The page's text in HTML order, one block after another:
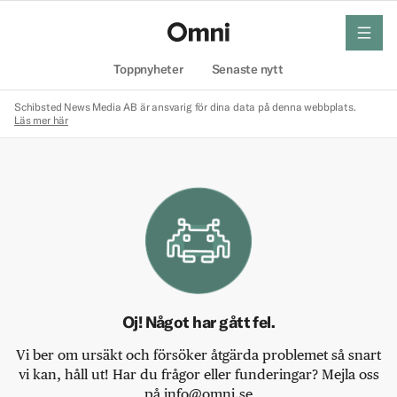
Toppnyheter Senaste nytt
meny
Schibsted News Media AB är ansvarig för dina data på denna webbplats.
Läs mer här
Oj! Något har gått fel.
Vi ber om ursäkt och försöker åtgärda problemet så snart
vi kan, håll ut! Har du frågor eller funderingar? Mejla oss